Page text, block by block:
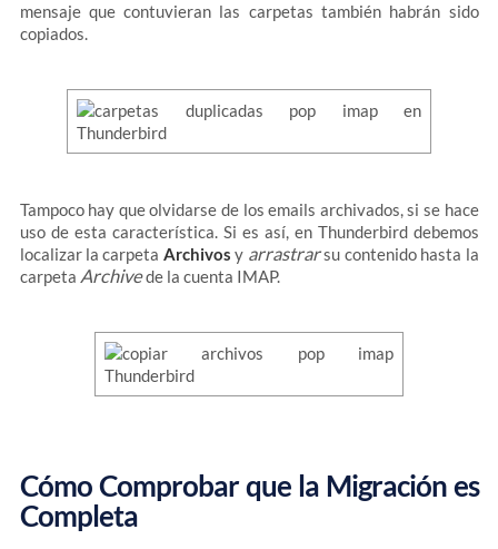
mensaje que contuvieran las carpetas también habrán sido
copiados.
Tampoco hay que olvidarse de los emails archivados, si se hace
uso de esta característica. Si es así, en Thunderbird debemos
localizar la carpeta Archivos y arrastrarsu contenido hasta la
carpeta Archivede la cuenta IMAP.
Cómo Comprobar que la Migración es
Completa